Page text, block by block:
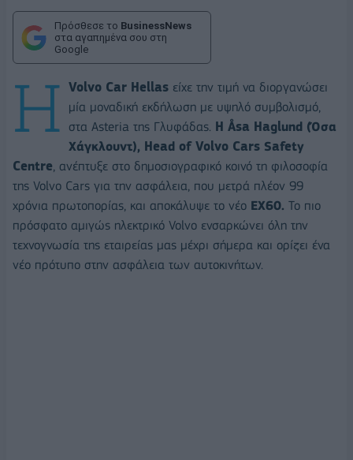
Πρόσθεσε το BusinessNews
στα αγαπημένα σου στη
Google
Η Volvo Car Hellas είχε την τιμή να διοργανώσει
μία μοναδική εκδήλωση με υψηλό συμβολισμό,
στα Asteria της Γλυφάδας. H Åsa Haglund (Όσα
Χάγκλουντ), Head of Volvo Cars Safety
Centre, ανέπτυξε στο δημοσιογραφικό κοινό τη φιλοσοφία
της Volvo Cars για την ασφάλεια, που μετρά πλέον 99
χρόνια πρωτοπορίας, και αποκάλυψε το νέο EX60. Το πιο
πρόσφατο αμιγώς ηλεκτρικό Volvo ενσαρκώνει όλη την
τεχνογνωσία της εταιρείας μας μέχρι σήμερα και ορίζει ένα
νέο πρότυπο στην ασφάλεια των αυτοκινήτων.